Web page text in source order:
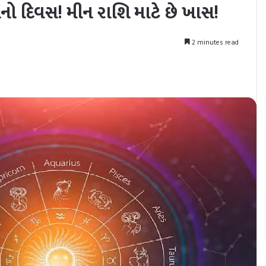
મીન રાશિ માટે છે ખાસ!
2 minutes read